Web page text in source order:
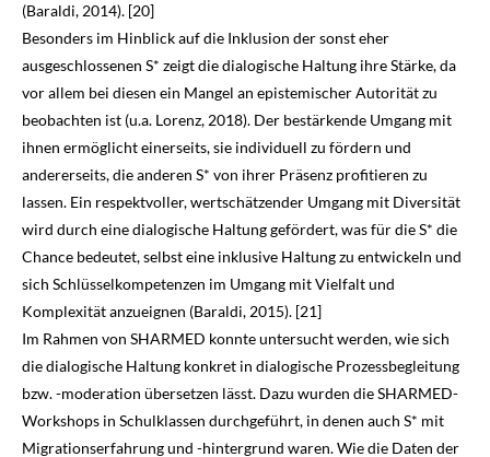
(Baraldi, 2014). [20]
Besonders im Hinblick auf die Inklusion der sonst eher
ausgeschlossenen S* zeigt die dialo­gische Haltung ihre Stärke, da
vor allem bei diesen ein Mangel an epistemischer Autorität zu
beobachten ist (u.a. Lorenz, 2018). Der bestärkende Umgang mit
ihnen ermöglicht einerseits, sie individuell zu fördern und
andererseits, die anderen S* von ihrer Präsenz profitieren zu
lassen. Ein respektvoller, wertschätzender Umgang mit Diversität
wird durch eine dialogische Haltung gefördert, was für die S* die
Chance bedeutet, selbst eine inklusive Haltung zu ent­wickeln und
sich Schlüsselkompetenzen im Umgang mit Vielfalt und
Komplexität anzueignen (Baraldi, 2015). [21]
Im Rahmen von SHARMED konnte untersucht werden, wie sich
die dialogische Haltung konkret in dialogische Prozessbegleitung
bzw. -moderation übersetzen lässt. Dazu wurden die SHARMED-
Workshops in Schulklassen durchgeführt, in denen auch S* mit
Migrationserfahrung und -hintergrund waren. Wie die Daten der